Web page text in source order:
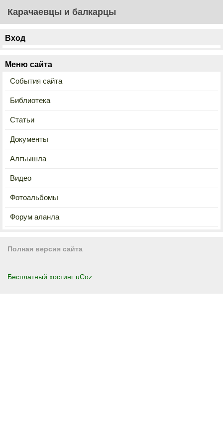
Карачаевцы и балкарцы
Вход
Меню сайта
События сайта
Библиотека
Статьи
Документы
Алгъышла
Видео
Фотоальбомы
Форум аланла
Полная версия сайта
Бесплатный хостинг uCoz